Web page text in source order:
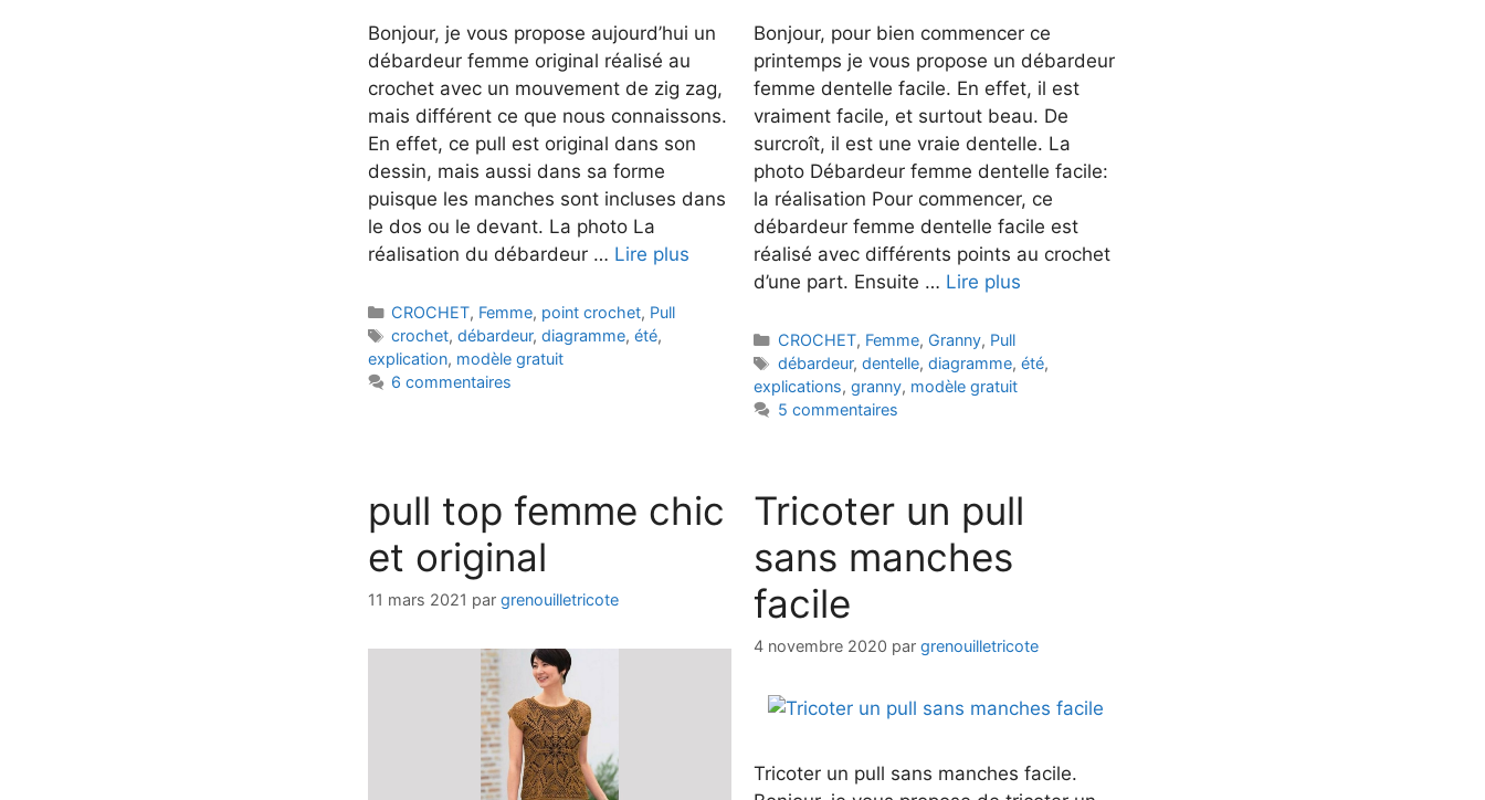
Bonjour, je vous propose aujourd’hui un
débardeur femme original réalisé au
crochet avec un mouvement de zig zag,
mais différent ce que nous connaissons.
En effet, ce pull est original dans son
dessin, mais aussi dans sa forme
puisque les manches sont incluses dans
le dos ou le devant. La photo La
réalisation du débardeur … Lire plus
Catégories
CROCHET, Femme, point crochet, Pull
Étiquettes
crochet,débardeur,diagramme,été,
explication, modèle gratuit
6 commentaires
Bonjour, pour bien commencer ce
printemps je vous propose un débardeur
femme dentelle facile. En effet, il est
vraiment facile, et surtout beau. De
surcroît, il est une vraie dentelle. La
photo Débardeur femme dentelle facile:
la réalisation Pour commencer, ce
débardeur femme dentelle facile est
réalisé avec différents points au crochet
d’une part. Ensuite … Lire plus
Catégories
CROCHET, Femme, Granny, Pull
Étiquettes
débardeur, dentelle, diagramme, été,
explications, granny, modèle gratuit
5 commentaires
pull top femme chic
et original
11 mars 2021 par grenouilletricote
Tricoter un pull
sans manches
facile
4 novembre 2020 par grenouilletricote
Tricoter un pull sans manches facile.